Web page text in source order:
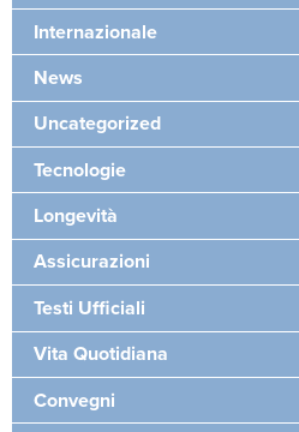
Internazionale
News
Uncategorized
Tecnologie
Longevità
Assicurazioni
Testi Ufficiali
Vita Quotidiana
Convegni